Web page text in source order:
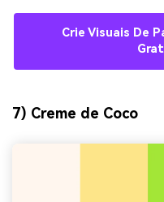
Crie Visuais De
7) Creme de Coco